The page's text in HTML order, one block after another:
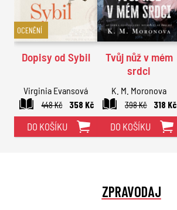
OCENĚNÍ
Dopisy od Sybil
Virginia Evansová
448 Kč
358 Kč
DO KOŠÍKU
Tvůj nůž v mém
srdci
K. M. Moronova
398 Kč
318 Kč
DO KOŠÍKU
ZPRAVODAJ